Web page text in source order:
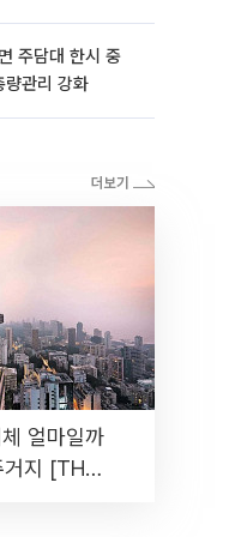
주담대 한시 중
관리 강화
얼마일까
거지 [THE